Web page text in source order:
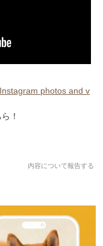
photos and v
！
内容について報告する